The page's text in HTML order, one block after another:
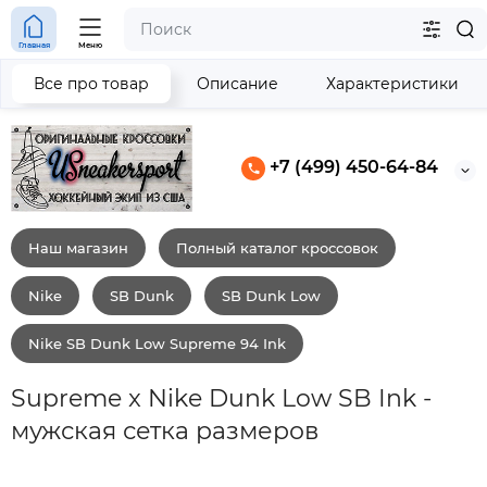
+7 (499) 450-64-84
Главная Меню
Наш магазин Полный каталог кроссовок
Nike SB Dunk SB Dunk Low
Nike SB Dunk Low Supreme 94 Ink
Supreme x Nike Dunk Low SB Ink -
мужская сетка размеров
Все про товар Описание Характеристики